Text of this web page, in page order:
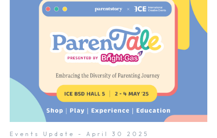
tempat berkumpulnya komunitas dan pelaku industri untuk
menjalin […]
Events Update - April 30 2025